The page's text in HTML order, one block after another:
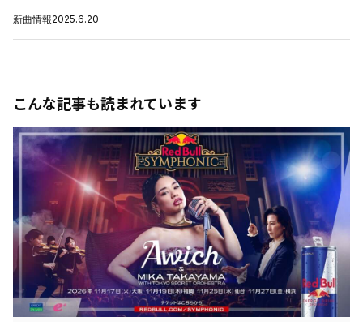
新曲情報2025.6.20
こんな記事も読まれています